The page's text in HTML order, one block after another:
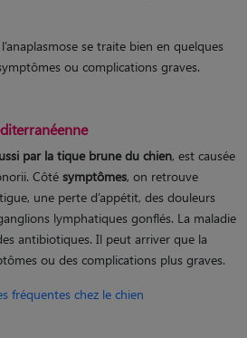
se traite bien en quelques
ou complications graves.
par la tique brune du chien, est causée
Côté symptômes, on retrouve
une perte d’appétit, des douleurs
lymphatiques gonflés. La maladie
antibiotiques. Il peut arriver que la
ou des complications plus graves.
fréquentes chez le chien